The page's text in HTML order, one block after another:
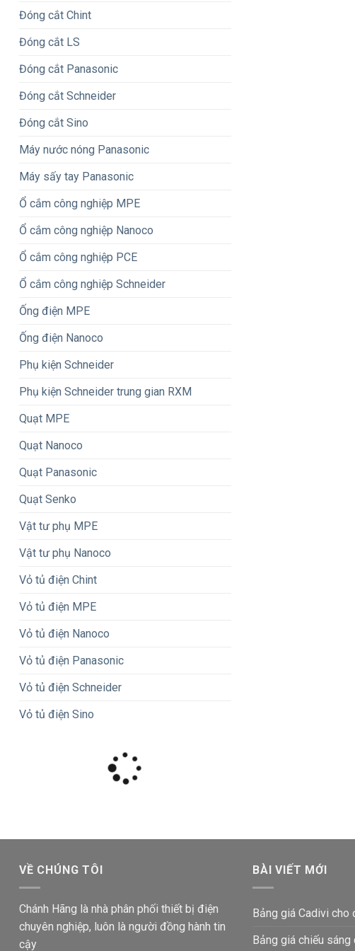
Đóng cắt Chint
Đóng cắt LS
Đóng cắt Panasonic
Đóng cắt Schneider
Đóng cắt Sino
Máy nước nóng Panasonic
Máy sấy tay Panasonic
Ổ cắm công nghiệp MPE
Ổ cắm công nghiệp Nanoco
Ổ cắm công nghiệp PCE
Ổ cắm công nghiệp Schneider
Ống điện MPE
Ống điện Nanoco
Phụ kiện Schneider
Phụ kiện Schneider trung gian RXM
Quạt MPE
Quạt Nanoco
Quạt Panasonic
Quạt Senko
Vật tư phụ MPE
Vật tư phụ Nanoco
Vỏ tủ điện Chint
Vỏ tủ điện MPE
Vỏ tủ điện Nanoco
Vỏ tủ điện Panasonic
Vỏ tủ điện Schneider
Vỏ tủ điện Sino
VỀ CHÚNG TÔI
Chánh Hãng là nhà phân phối thiết bị điện
chuyên nghiệp, luôn là người đồng hành tin
cậy
BÀI VIẾT MỚI
Bảng giá Cadivi
Bảng giá chiếu sáng